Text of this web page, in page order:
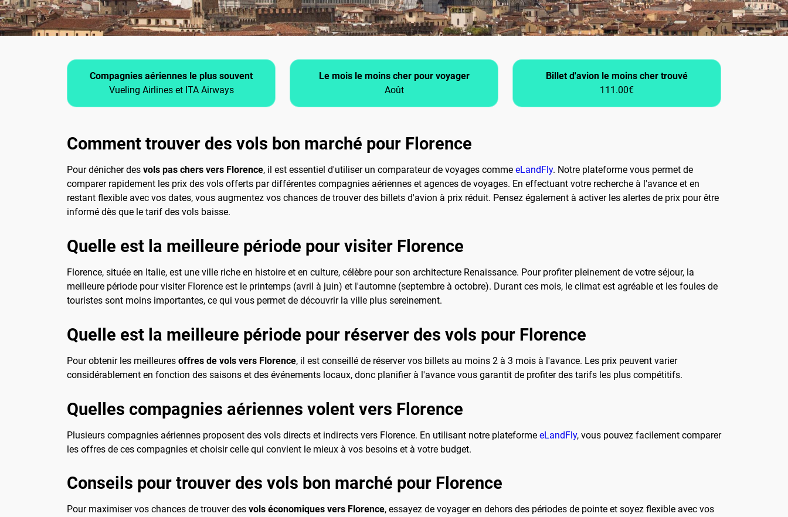
Compagnies aériennes le plus souvent
Vueling Airlines et ITA Airways
Le mois le moins cher pour voyager
Août
Billet d'avion le moins cher trouvé
111.00€
Comment trouver des vols bon marché pour Florence
Pour dénicher des vols pas chers vers Florence, il est essentiel d'utiliser un comparateur de voyages comme eLandFly. Notre plateforme vous permet de
comparer rapidement les prix des vols offerts par différentes compagnies aériennes et agences de voyages. En effectuant votre recherche à l'avance et en
restant flexible avec vos dates, vous augmentez vos chances de trouver des billets d'avion à prix réduit. Pensez également à activer les alertes de prix pour être
informé dès que le tarif des vols baisse.
Quelle est la meilleure période pour visiter Florence
Florence, située en Italie, est une ville riche en histoire et en culture, célèbre pour son architecture Renaissance. Pour profiter pleinement de votre séjour, la
meilleure période pour visiter Florence est le printemps (avril à juin) et l'automne (septembre à octobre). Durant ces mois, le climat est agréable et les foules de
touristes sont moins importantes, ce qui vous permet de découvrir la ville plus sereinement.
Quelle est la meilleure période pour réserver des vols pour Florence
Pour obtenir les meilleures offres de vols vers Florence, il est conseillé de réserver vos billets au moins 2 à 3 mois à l'avance. Les prix peuvent varier
considérablement en fonction des saisons et des événements locaux, donc planifier à l'avance vous garantit de profiter des tarifs les plus compétitifs.
Quelles compagnies aériennes volent vers Florence
Plusieurs compagnies aériennes proposent des vols directs et indirects vers Florence. En utilisant notre plateforme eLandFly, vous pouvez facilement comparer
les offres de ces compagnies et choisir celle qui convient le mieux à vos besoins et à votre budget.
Conseils pour trouver des vols bon marché pour Florence
Pour maximiser vos chances de trouver des vols économiques vers Florence, essayez de voyager en dehors des périodes de pointe et soyez flexible avec vos